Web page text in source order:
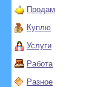
Продам
Куплю
Услуги
Работа
Разное